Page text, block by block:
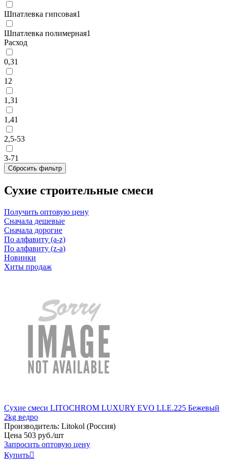
Шпатлевка гипсовая1
Шпатлевка полимерная1
Расход
0,31
1 2
1,31
1,41
2,5-53
3-71
Сбросить фильтр
Сухие строительные смеси
Получить оптовую цену
Сначала дешевые
Сначала дорогие
По алфавиту (a-z)
По алфавиту (z-a)
Новинки
Хиты продаж
Сухие смеси LITOCHROM LUXURY EVO LLE.225 Бежевый
2kg ведро
Производитель: Litokol (Россия)
Цена 503 руб./шт
Запросить оптовую цену
Купить